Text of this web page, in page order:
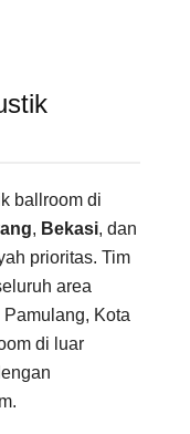
ballroom di
, Bekasi, dan
prioritas. Tim
area
Kota
di luar